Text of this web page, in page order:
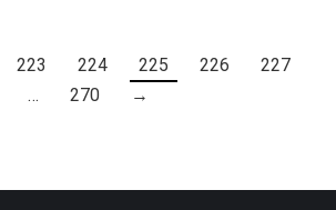
223 224 225 226
227
…
270 →